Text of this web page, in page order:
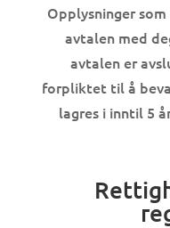
Opplysninger
avtalen med
avtalen er
forpliktet til å
lagres i inntil 5